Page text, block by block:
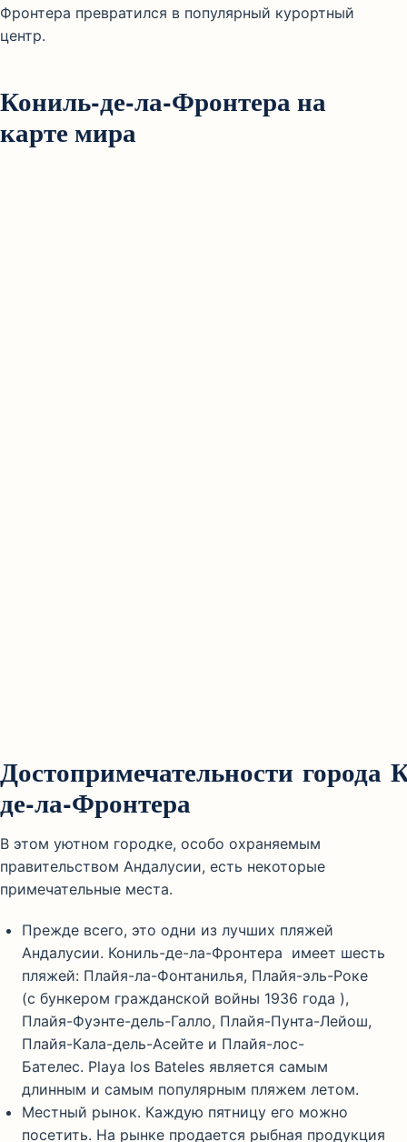
Фронтера превратился в популярный курортный
центр.
Кониль-де-ла-Фронтера на
карте мира
Достопримечательности города
де-ла-Фронтера
В этом уютном городке, особо охраняемым
правительством Андалусии, есть некоторые
примечательные места.
Прежде всего, это одни из лучших пляжей
Андалусии. Кониль-де-ла-Фронтера имеет шесть
пляжей: Плайя-ла-Фонтанилья, Плайя-эль-Роке
(с бункером гражданской войны 1936 года ),
Плайя-Фуэнте-дель-Галло, Плайя-Пунта-Лейош,
Плайя-Кала-дель-Асейте и Плайя-лос-
Бателес. Playa los Bateles является самым
длинным и самым популярным пляжем летом.
Местный рынок. Каждую пятницу его можно
посетить. На рынке продается рыбная продукция